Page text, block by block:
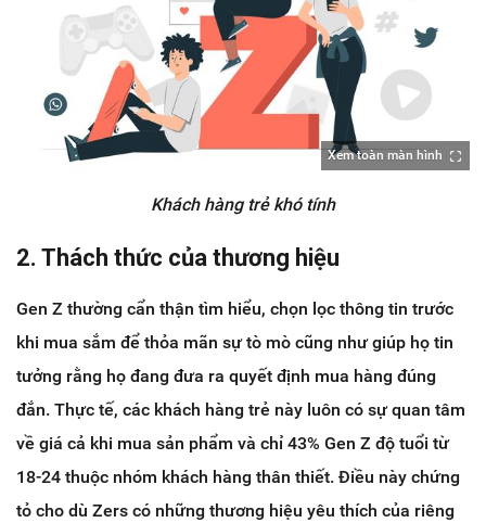
Xem toàn màn hình
Khách hàng trẻ khó tính
2. Thách thức của thương hiệu
Gen Z thường cẩn thận tìm hiểu, chọn lọc thông tin trước
khi mua sắm để thỏa mãn sự tò mò cũng như giúp họ tin
tưởng rằng họ đang đưa ra quyết định mua hàng đúng
đắn. Thực tế, các khách hàng trẻ này luôn có sự quan tâm
về giá cả khi mua sản phẩm và chỉ 43% Gen Z độ tuổi từ
18-24 thuộc nhóm khách hàng thân thiết. Điều này chứng
tỏ cho dù Zers có những thương hiệu yêu thích của riêng